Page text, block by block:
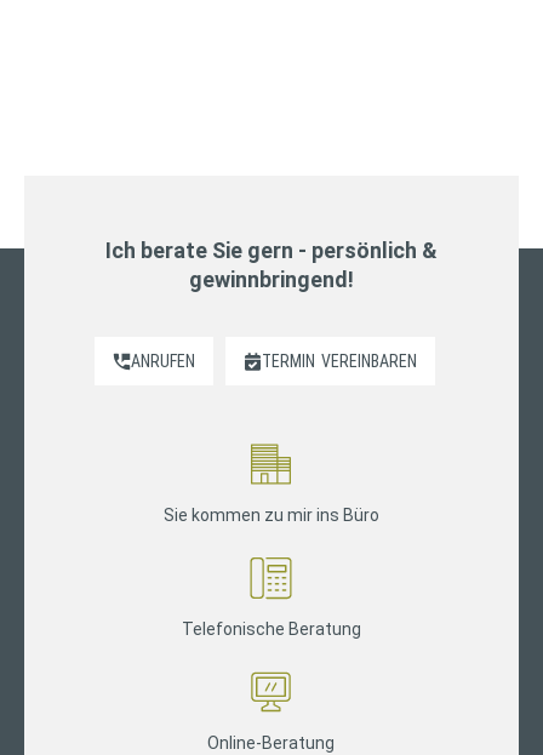
Ich berate Sie gern - persönlich &
gewinnbringend!
ANRUFEN TERMIN VEREINBAREN
Sie kommen zu mir ins Büro
Telefonische Beratung
Online-Beratung